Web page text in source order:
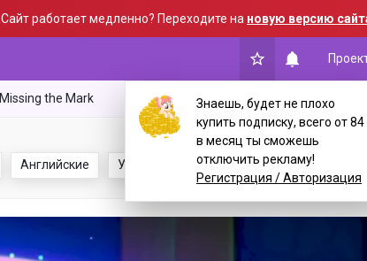
Сайт работает медленно? Переходите на новую версию
Знаешь, будет не плохо
купить подписку, всего от
в месяц ты сможешь
отключить рекламу!
Регистрация / Авторизация
Missing the Mark
Английские Украинские
Поделиться: